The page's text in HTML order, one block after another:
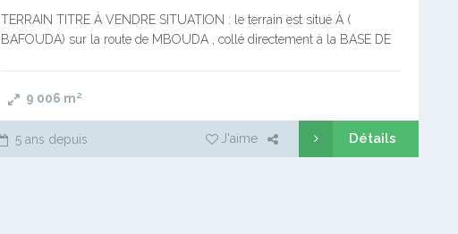
TERRAIN TITRE À VENDRE SITUATION : le terrain est situé À (
BAFOUDA) sur la route de MBOUDA , collé directement à la BASE DE
9 006 m²
5 ans depuis J'aime Détails